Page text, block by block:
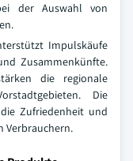
der Auswahl von
Impulskäufe
Zusammenkünfte.
die regionale
Die
Zufriedenheit und
Verbrauchern.